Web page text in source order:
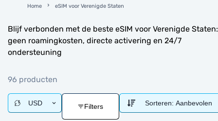
Home eSIM voor Verenigde Staten
Blijf verbonden met de beste eSIM voor Verenigde Staten:
geen roamingkosten, directe activering en 24/7
ondersteuning
96 producten
USD Filters Sorteren: Aanbevolen